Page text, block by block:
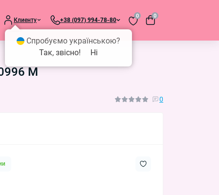
Клиенту +38 (097) 994-78-80
0 0
M
0
Спробуємо українською?
Так, звісно!
Ні